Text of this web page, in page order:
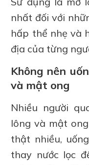
nhất đối với
hấp thể nhẹ và
địa của từng
Không nên
và mật ong
Nhiều người
lông và mật
thật nhiều,
thay nước lọc